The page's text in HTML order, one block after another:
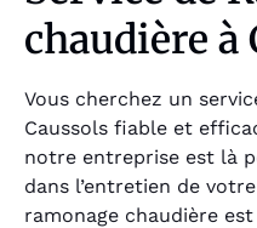
chaudière à
Vous cherchez un
Caussols fiable et
notre entreprise est là
dans l’entretien de
ramonage chaudière